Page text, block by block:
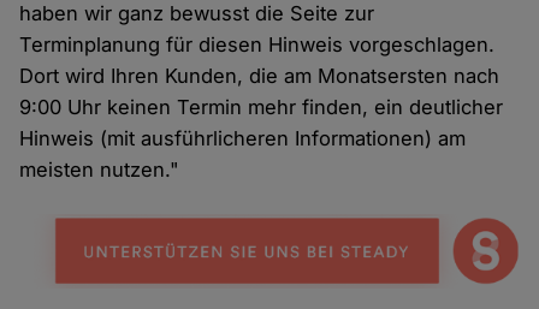
haben wir ganz bewusst die Seite zur
Terminplanung für diesen Hinweis vorgeschlagen.
Dort wird Ihren Kunden, die am Monatsersten nach
9:00 Uhr keinen Termin mehr finden, ein deutlicher
Hinweis (mit ausführlicheren Informationen) am
meisten nutzen."